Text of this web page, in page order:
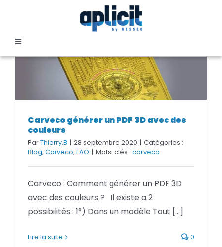
Toggle
Navigation
FORMATION
SERVICES
TEMOIGNAGES
EVENEMENTS
Carveco générer un PDF 3D avec des
Carveco générer un PDF 3D avec des
couleurs
ParThierry.B | 28 septembre 2020 | Catégories :
Blog, Carveco, FAO | Mots-clés : carveco
Carveco : Comment générer un PDF 3D
avec des couleurs ? Il existe a 2
possibilités : 1°) Dans un modèle Tout [...]
Lire la suite 0